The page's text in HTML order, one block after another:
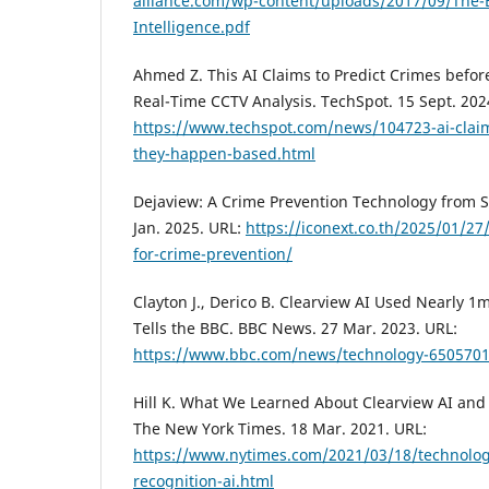
Intelligence.pdf
Ahmed Z. This AI Claims to Predict Crimes
Real-Time CCTV Analysis. TechSpot. 15 Sept.
https://www.techspot.com/news/104723-ai-
they-happen-based.html
Dejaview: A Crime Prevention Technology from
Jan. 2025. URL: https://iconext.co.th/2025/01/
for-crime-prevention/
Clayton J., Derico B. Clearview AI Used Nearly
Tells the BBC. BBC News. 27 Mar. 2023. URL:
https://www.bbc.com/news/technology-
Hill K. What We Learned About Clearview AI
The New York Times. 18 Mar. 2021. URL:
https://www.nytimes.com/2021/03/18/
recognition-ai.html